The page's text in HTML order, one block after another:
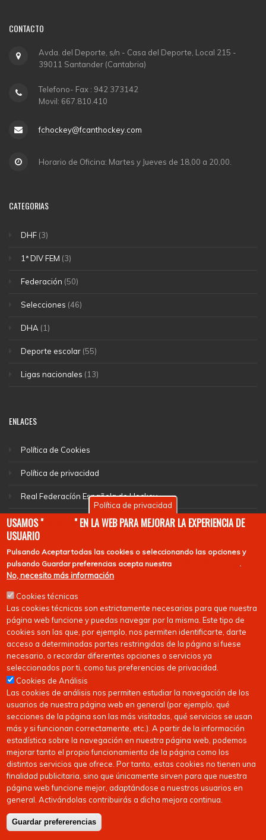
CONTACTO
Avda. del Deporte, s/n - Casa del Deporte, Local 215 -
39011 Santander (Cantabria)
Telefono- Fax : 942 373142
Movil: 667.810.410
fchockey@fcanthockey.com
Horario de Oficina: Martes y Jueves de 18,00 a 20,00.
CATEGORIAS
DHF (3)
1ª DIV FEM (3)
Federación (50)
Selecciones (46)
DHA (1)
Deporte escolar (55)
Ligas nacionales (13)
ENLACES
Política de Cookies
Política de privacidad
Real Federacíón Española de Hockey
EuroHockey
Copyright © 2026FEDERACIóN CáNTABRA DE HOCKEY
Política de privacidad
USAMOS "COOKIES " EN LA WEB PARA MEJORAR LA EXPERIENCIA DE
USUARIO
PulsandoAceptar todas las cookies o seleccionando las opciones y
pulsando Guardar preferencias acepta nuestra .
No, necesito más información
Cookies técnicas
Las cookies técnicas son estrictamente necesarias para que nuestra
página web funcione y puedas navegar por la misma. Este tipo de
cookies son las que, por ejemplo, nos permiten identificarte, darte
acceso a determinadas partes restringidas de la página si fuese
necesario, o recordar diferentes opciones o servicios ya
seleccionados por ti, como tus preferencias de privacidad.
Cookies de Análisis
Las cookies de análisis nos permiten estudiar la navegación de los
usuarios de nuestra página web en general (por ejemplo, qué
secciones de la página son las más visitadas, qué servicios se usan
más y si funcionan correctamente, etc.). A partir de la información
estadística sobre la navegación en nuestra página web, podemos
mejorar tanto el propio funcionamiento de la página como los
distintos servicios que ofrece. Por tanto, estas cookies no tienen una
finalidad publicitaria, sino que únicamente sirven para que nuestra
página web funcione mejor, adaptándose a nuestros usuarios en
general. Activándolas contribuirás a dicha mejora continua.
Guardar prefererencias